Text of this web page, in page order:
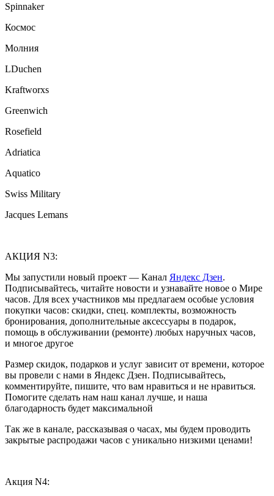
Spinnaker
Космос
Молния
LDuchen
Kraftworxs
Greenwich
Rosefield
Adriatica
Aquatico
Swiss Military
Jacques Lemans
АКЦИЯ N3:
Мы запустили новый проект — Канал Яндекс Дзен.
Подписывайтесь, читайте новости и узнавайте новое о Мире
часов. Для всех участников мы предлагаем особые условия
покупки часов: скидки, спец. комплекты, возможность
бронирования, дополнительные аксессуары в подарок,
помощь в обслуживании (ремонте) любых наручных часов,
и многое другое
Размер скидок, подарков и услуг зависит от времени, которое
вы провели с нами в Яндекс Дзен. Подписывайтесь,
комментируйте, пишите, что вам нравиться и не нравиться.
Помогите сделать нам наш канал лучше, и наша
благодарность будет максимальной
Так же в канале, рассказывая о часах, мы будем проводить
закрытые распродажи часов с уникально низкими ценами!
Акция N4: